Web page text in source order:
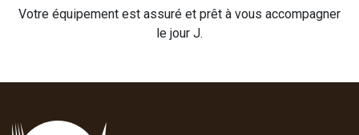
Votre équipement est assuré et prêt à vous accompagner
le jour J.